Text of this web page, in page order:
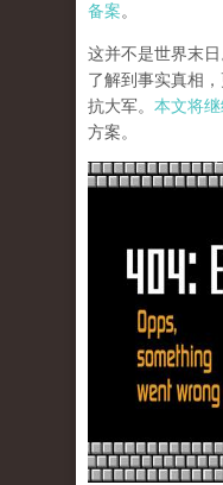
备案。
这并不是世界末
了解到事实真相
抗大军。 本文将
方案。